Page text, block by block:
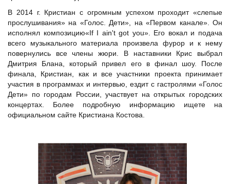
В 2014 г. Кристиан с огромным успехом проходит «слепые
прослушивания» на «Голос. Дети», на «Первом канале». Он
исполнял композицию«If I ain't got you». Его вокал и подача
всего музыкального материала произвела фурор и к нему
повернулись все члены жюри. В наставники Крис выбрал
Дмитрия Блана, который привел его в финал шоу. После
финала, Кристиан, как и все участники проекта принимает
участия в программах и интервью, ездит с гастролями «Голос
Дети» по городам России, участвует на открытых городских
концертах. Более подробную информацию ищете на
официальном сайте Кристиана Костова.